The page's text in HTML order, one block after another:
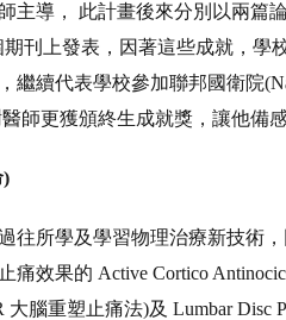
主導， 此計畫後來分別以兩篇論
期刊上發表，因著這些成就，
續代表學校參加聯邦國衛院
師更獲頒終生成就獎，讓他備感
)
往所學及學習物理治療新技術
效果的 Active Cortico
大腦重塑止痛法)及 Lumbar Disc